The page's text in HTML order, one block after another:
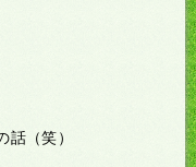
（笑）